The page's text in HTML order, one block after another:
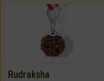
Rudraksha